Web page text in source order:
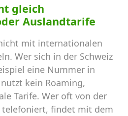
gleich
Auslandtarife
mit internationalen
Wer sich in der Schweiz
eine Nummer in
kein Roaming,
Tarife. Wer oft von der
telefoniert, findet mit dem